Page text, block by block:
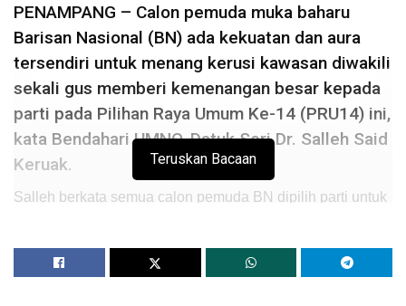
PENAMPANG – Calon pemuda muka baharu
Barisan Nasional (BN) ada kekuatan dan aura
tersendiri untuk menang kerusi kawasan diwakili
sekali gus memberi kemenangan besar kepada
parti pada Pilihan Raya Umum Ke-14 (PRU14) ini,
kata Bendahari UMNO, Datuk Seri Dr. Salleh Said
Keruak.
Salleh berkata semua calon pemuda BN dipilih parti untuk
Transformasi Nasional 2050 (TN50) yang pastinya mampu
Teruskan Bacaan